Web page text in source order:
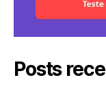
Posts